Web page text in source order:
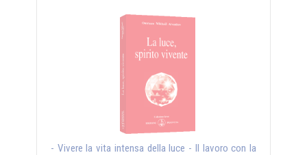
- Vivere la vita intensa della luce - Il lavoro con la